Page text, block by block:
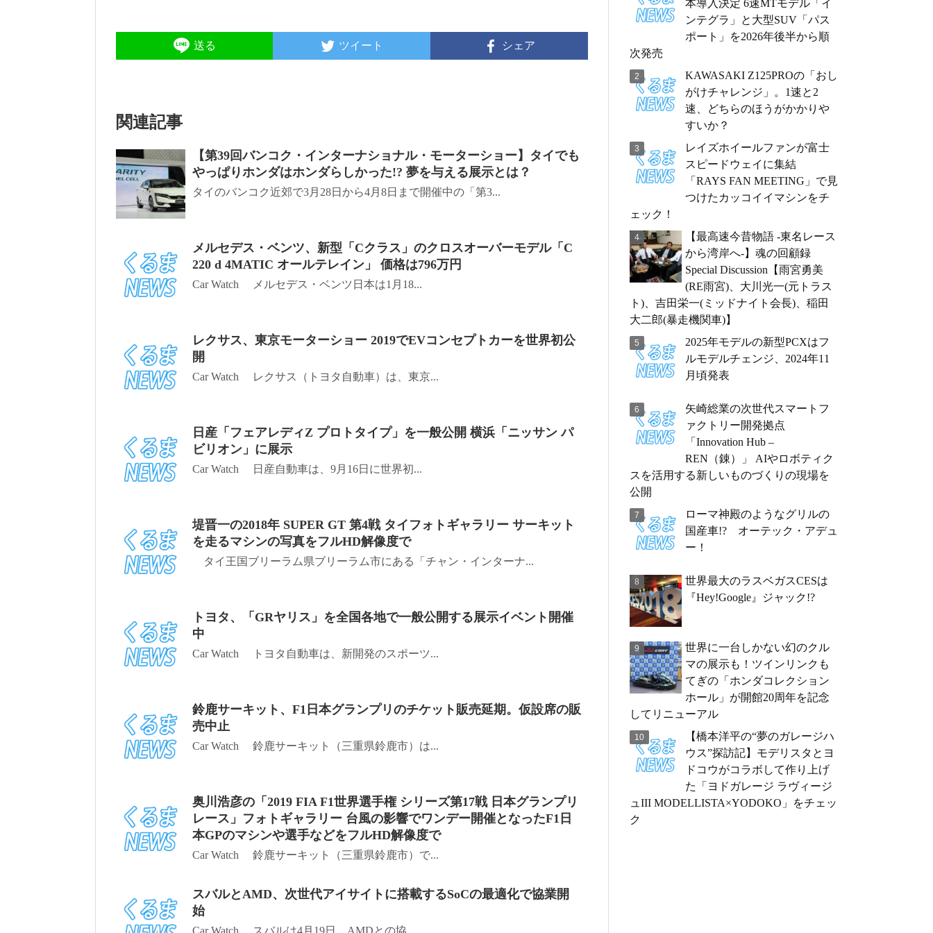
送る ツイート シェア
関連記事
【第39回バンコク・インターナショナル・モーターショー】タイでも
やっぱりホンダはホンダらしかった!? 夢を与える展示とは？
タイのバンコク近郊で3月28日から4月8日まで開催中の「第3...
メルセデス・ベンツ、新型「Cクラス」のクロスオーバーモデル「C
220 d 4MATIC オールテレイン」 価格は796万円
Car Watch メルセデス・ベンツ日本は1月18...
レクサス、東京モーターショー 2019でEVコンセプトカーを世界初公
開
Car Watch レクサス（トヨタ自動車）は、東京...
日産「フェアレディZ プロトタイプ」を一般公開 横浜「ニッサン パ
ビリオン」に展示
Car Watch 日産自動車は、9月16日に世界初...
堤晋一の2018年 SUPER GT 第4戦 タイフォトギャラリー サーキット
を走るマシンの写真をフルHD解像度で
タイ王国ブリーラム県ブリーラム市にある「チャン・インターナ...
トヨタ、「GRヤリス」を全国各地で一般公開する展示イベント開催
中
Car Watch トヨタ自動車は、新開発のスポーツ...
鈴鹿サーキット、F1日本グランプリのチケット販売延期。仮設席の販
売中止
Car Watch 鈴鹿サーキット（三重県鈴鹿市）は...
奥川浩彦の「2019 FIA F1世界選手権 シリーズ第17戦 日本グランプリ
レース」フォトギャラリー 台風の影響でワンデー開催となったF1日
本GPのマシンや選手などをフルHD解像度で
Car Watch 鈴鹿サーキット（三重県鈴鹿市）で...
スバルとAMD、次世代アイサイトに搭載するSoCの最適化で協業開
始
Car Watch スバルは4月19日、AMDとの協...
本導入決定 6速MTモデル「イ
ンテグラ」と大型SUV「パス
ポート」を2026年後半から順
次発売
KAWASAKI Z125PROの「おし
がけチャレンジ」。1速と2
速、どちらのほうがかかりや
すいか？
レイズホイールファンが富士
スピードウェイに集結
「RAYS FAN MEETING」で見
つけたカッコイイマシンをチ
ェック！
【最高速今昔物語 -東名レース
から湾岸へ-】魂の回顧録
Special Discussion【雨宮勇美
(RE雨宮)、大川光一(元トラス
ト)、吉田栄一(ミッドナイト会長)、稲田
大二郎(暴走機関車)】
2025年モデルの新型PCXはフ
ルモデルチェンジ、2024年11
月頃発表
矢崎総業の次世代スマートフ
ァクトリー開発拠点
「Innovation Hub –
REN（錬）」 AIやロボティク
スを活用する新しいものづくりの現場を
公開
ローマ神殿のようなグリルの
国産車!? オーテック・アデュ
ー！
世界最大のラスベガスCESは
『Hey!Google』ジャック!?
世界に一台しかない幻のクル
マの展示も！ツインリンクも
てぎの「ホンダコレクション
ホール」が開館20周年を記念
してリニューアル
【橋本洋平の“夢のガレージハ
ウス”探訪記】モデリスタとヨ
ドコウがコラボして作り上げ
た「ヨドガレージ ラヴィージ
ュIII MODELLISTA×YODOKO」をチェッ
ク